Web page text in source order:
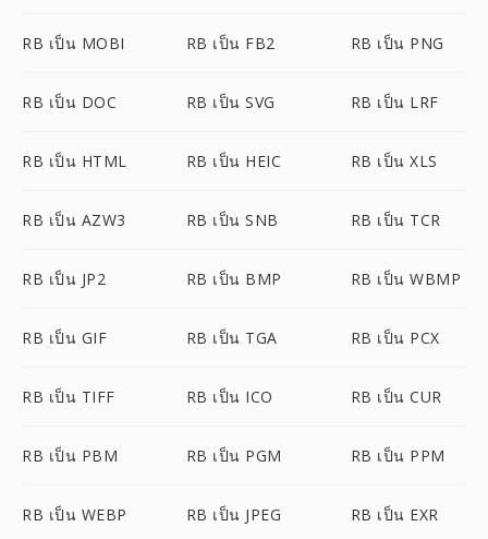
RB เป็น MOBI RB เป็น FB2 RB เป็น PNG
RB เป็น DOC RB เป็น SVG RB เป็น LRF
RB เป็น HTML RB เป็น HEIC RB เป็น XLS
RB เป็น AZW3 RB เป็น SNB RB เป็น TCR
RB เป็น JP2 RB เป็น BMP RB เป็น WBMP
RB เป็น GIF RB เป็น TGA RB เป็น PCX
RB เป็น TIFF RB เป็น ICO RB เป็น CUR
RB เป็น PBM RB เป็น PGM RB เป็น PPM
RB เป็น WEBP RB เป็น JPEG RB เป็น EXR